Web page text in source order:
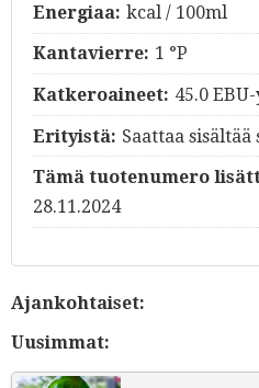
Energiaa: kcal / 100ml
Kantavierre: 1 °P
Katkeroaineet: 45.0
Erityistä: Saattaa sisältää
Tämä tuotenumero
28.11.2024
Ajankohtaiset:
Uusimmat: